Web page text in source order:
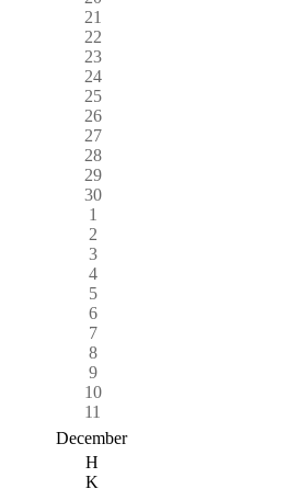
21
22
23
24
25
26
27
28
29
30
1
2
3
4
5
6
7
8
9
10
11
December
H
K